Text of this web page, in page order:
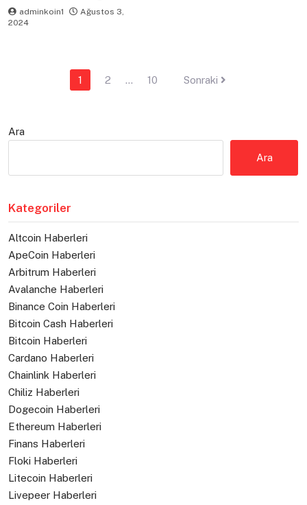
adminkoin1
Ağustos 3,
2024
1 2 … 10 Sonraki
Ara
Ara
Kategoriler
Altcoin Haberleri
ApeCoin Haberleri
Arbitrum Haberleri
Avalanche Haberleri
Binance Coin Haberleri
Bitcoin Cash Haberleri
Bitcoin Haberleri
Cardano Haberleri
Chainlink Haberleri
Chiliz Haberleri
Dogecoin Haberleri
Ethereum Haberleri
Finans Haberleri
Floki Haberleri
Litecoin Haberleri
Livepeer Haberleri